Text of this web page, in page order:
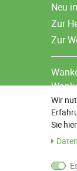
Neu
Zur
Zur
Wir
Sie